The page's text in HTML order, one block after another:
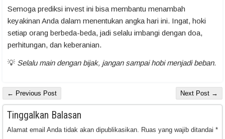
Semoga prediksi invest ini bisa membantu menambah
keyakinan Anda dalam menentukan angka hari ini. Ingat, hoki
setiap orang berbeda-beda, jadi selalu imbangi dengan doa,
perhitungan, dan keberanian.
💡 Selalu main dengan bijak, jangan sampai hobi menjadi beban.
← Previous Post Next Post →
Tinggalkan Balasan
Alamat email Anda tidak akan dipublikasikan. Ruas yang wajib ditandai *